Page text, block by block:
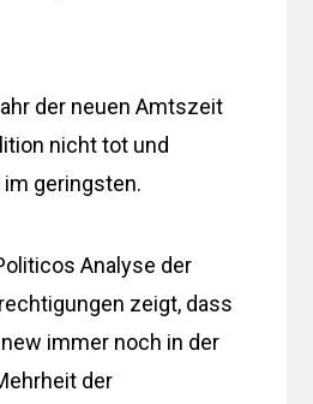
der neuen Amtszeit
nicht tot und
geringsten.
Analyse der
zeigt, dass
immer noch in der
der